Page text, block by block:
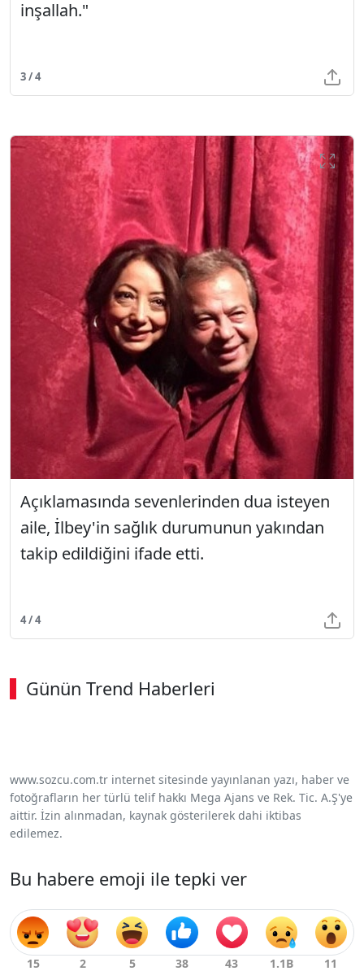
inşallah."
3 / 4
Açıklamasında sevenlerinden dua isteyen
aile, İlbey'in sağlık durumunun yakından
takip edildiğini ifade etti.
4 / 4
Günün Trend Haberleri
www.sozcu.com.tr internet sitesinde yayınlanan yazı, haber ve
fotoğrafların her türlü telif hakkı Mega Ajans ve Rek. Tic. A.Ş'ye
aittir. İzin alınmadan, kaynak gösterilerek dahi iktibas
edilemez.
Bu habere emoji ile tepki ver